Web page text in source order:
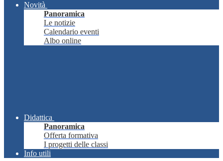
Novità
Panoramica
Le notizie
Calendario eventi
Albo online
Didattica
Panoramica
Offerta formativa
I progetti delle classi
Info utili